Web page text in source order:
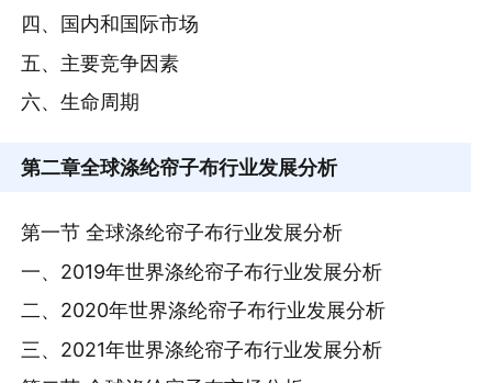
四、国内和国际市场
五、主要竞争因素
六、生命周期
第二章全球涤纶帘子布行业发展分析
第一节 全球涤纶帘子布行业发展分析
一、2019年世界涤纶帘子布行业发展分析
二、2020年世界涤纶帘子布行业发展分析
三、2021年世界涤纶帘子布行业发展分析